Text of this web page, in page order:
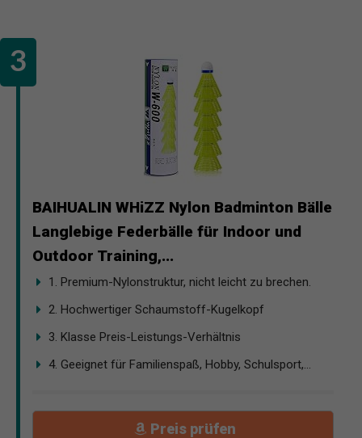
BAIHUALIN WHiZZ Nylon Badminton Bälle
Langlebige Federbälle für Indoor und
Outdoor Training,...
1. Premium-Nylonstruktur, nicht leicht zu brechen.
2. Hochwertiger Schaumstoff-Kugelkopf
3. Klasse Preis-Leistungs-Verhältnis
4. Geeignet für Familienspaß, Hobby, Schulsport,...
Preis prüfen